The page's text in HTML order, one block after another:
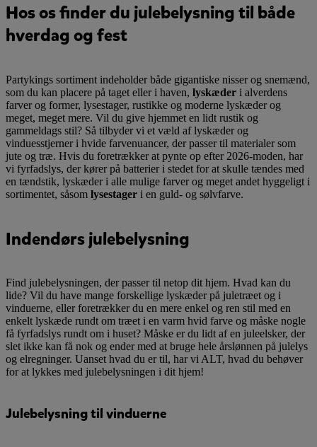
Hos os finder du julebelysning til både
hverdag og fest
Partykings sortiment indeholder både gigantiske nisser og snemænd,
som du kan placere på taget eller i haven, lyskæder i alverdens
farver og former, lysestager, rustikke og moderne lyskæder og
meget, meget mere. Vil du give hjemmet en lidt rustik og
gammeldags stil? Så tilbyder vi et væld af lyskæder og
vinduesstjerner i hvide farvenuancer, der passer til materialer som
jute og træ. Hvis du foretrækker at pynte op efter 2026-moden, har
vi fyrfadslys, der kører på batterier i stedet for at skulle tændes med
en tændstik, lyskæder i alle mulige farver og meget andet hyggeligt i
sortimentet, såsom lysestager i en guld- og sølvfarve.
Indendørs julebelysning
Find julebelysningen, der passer til netop dit hjem. Hvad kan du
lide? Vil du have mange forskellige lyskæder på juletræet og i
vinduerne, eller foretrækker du en mere enkel og ren stil med en
enkelt lyskæde rundt om træet i en varm hvid farve og måske nogle
få fyrfadslys rundt om i huset? Måske er du lidt af en juleelsker, der
slet ikke kan få nok og ender med at bruge hele årslønnen på julelys
og elregninger. Uanset hvad du er til, har vi ALT, hvad du behøver
for at lykkes med julebelysningen i dit hjem!
Julebelysning til vinduerne